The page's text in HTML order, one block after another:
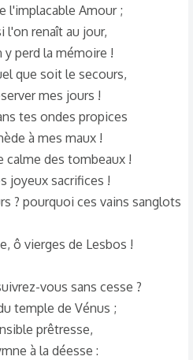
l'implacable Amour ;
l'on renaît au jour,
perd la mémoire !
que soit le secours,
mes jours !
tes ondes propices
à mes maux !
calme des tombeaux !
joyeux sacrifices !
? pourquoi ces vains sanglots
ô vierges de Lesbos !
vous sans cesse ?
temple de Vénus ;
prêtresse,
à la déesse :